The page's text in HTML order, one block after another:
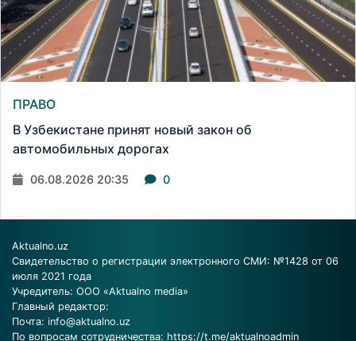
ПРАВО
В Узбекистане принят новый закон об
автомобильных дорогах
06.08.2026 20:35 0
Aktualno.uz
Свидетельство о регистрации электронного СМИ: №1428 от 06
июля 2021 года
Учредитель: ООО «Aktualno media»
Главный редактор:
Почта: info@aktualno.uz
По вопросам сотрудничества: https://t.me/aktualnoadmin